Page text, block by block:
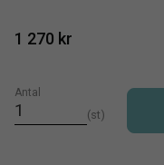
1 270 kr
Antal
st